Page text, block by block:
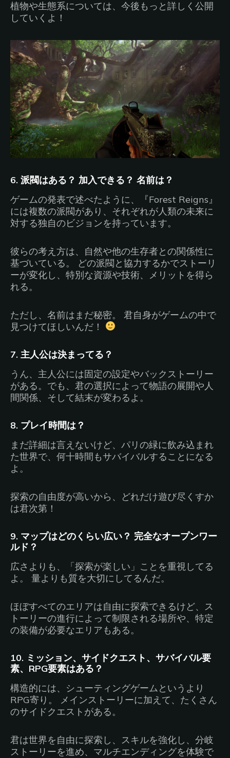
植物や生態系については、今後もっと詳しく公開
していくよ！
6. 派閥はある？ 加入できる？ 名前は？
ゲームの発表で述べたように、『Forest Reigns』
には複数の派閥があり、それぞれが人類の未来に
対する独自のビジョンを持っています。
彼らの考え方は、自然や他の生存者との関係性に
基づいている。 どの派閥と協力するかでストーリ
ーが変化し、特別な資源や技術、メリットを得ら
れる。
ただし、名前はまだ秘密。 君自身がゲームの中で
見つけてほしいんだ！
7. 主人公は決まってる？
うん、主人公には固定の設定やバックストーリー
がある。でも、君の選択によって物語の展開や人
間関係、そして結末が変わるよ。
8. プレイ時間は？
まだ詳細は言えないけど、パリの緑に飲み込まれ
た世界で、何十時間もサバイバルすることになる
よ。
探索の自由度が高いから、どれだけ遊び尽くすか
は君次第！
9. マップはどのくらい広い？ 完全なオープンワー
ルド？
広さよりも、「探索が楽しい」ことを重視してる
よ。 量よりも質を大切にしてるんだ。
ほぼすべてのエリアは自由に探索できるけど、ス
トーリーの進行によって制限される場所や、特定
の装備が必要なエリアもある。
10. ミッション、サイドクエスト、サバイバル要
素、RPG要素はある？
構造的には、シューティングゲームというより
RPG寄り。 メインストーリーに加えて、たくさん
のサイドクエストがある。
君は世界を自由に探索し、スキルを強化し、分岐
ストーリーを進め、マルチエンディングを体験で